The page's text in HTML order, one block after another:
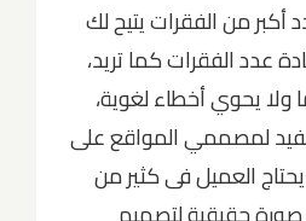
أكبر من الفقرات يتيح لك
عدد الفقرات كما تريد،
يحوي أخطاء لغوية،
لمصممي المواقع على
العميل فى كثير من